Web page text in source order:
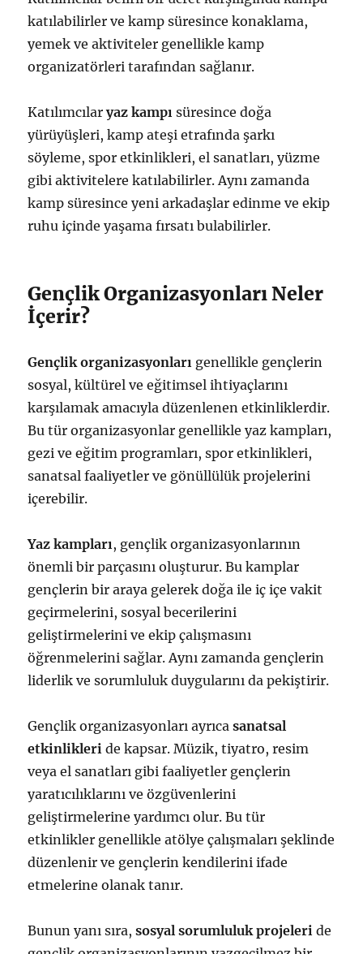
katılabilirler ve kamp süresince konaklama,
yemek ve aktiviteler genellikle kamp
organizatörleri tarafından sağlanır.
Katılımcılaryaz kampı süresince doğa
yürüyüşleri, kamp ateşi etrafında şarkı
söyleme, spor etkinlikleri, el sanatları, yüzme
gibi aktivitelere katılabilirler. Aynı zamanda
kamp süresince yeni arkadaşlar edinme ve ekip
ruhu içinde yaşama fırsatı bulabilirler.
Gençlik Organizasyonları Neler
İçerir?
Gençlik organizasyonları genellikle gençlerin
sosyal, kültürel ve eğitimsel ihtiyaçlarını
karşılamak amacıyla düzenlenen etkinliklerdir.
Bu tür organizasyonlar genellikle yaz kampları,
gezi ve eğitim programları, spor etkinlikleri,
sanatsal faaliyetler ve gönüllülük projelerini
içerebilir.
Yaz kampları, gençlik organizasyonlarının
önemli bir parçasını oluşturur. Bu kamplar
gençlerin bir araya gelerek doğa ile iç içe vakit
geçirmelerini, sosyal becerilerini
geliştirmelerini ve ekip çalışmasını
öğrenmelerini sağlar. Aynı zamanda gençlerin
liderlik ve sorumluluk duygularını da pekiştirir.
Gençlik organizasyonları ayrıcasanatsal
etkinlikleri de kapsar. Müzik, tiyatro, resim
veya el sanatları gibi faaliyetler gençlerin
yaratıcılıklarını ve özgüvenlerini
geliştirmelerine yardımcı olur. Bu tür
etkinlikler genellikle atölye çalışmaları şeklinde
düzenlenir ve gençlerin kendilerini ifade
etmelerine olanak tanır.
Bunun yanı sıra,sosyal sorumluluk projeleri de